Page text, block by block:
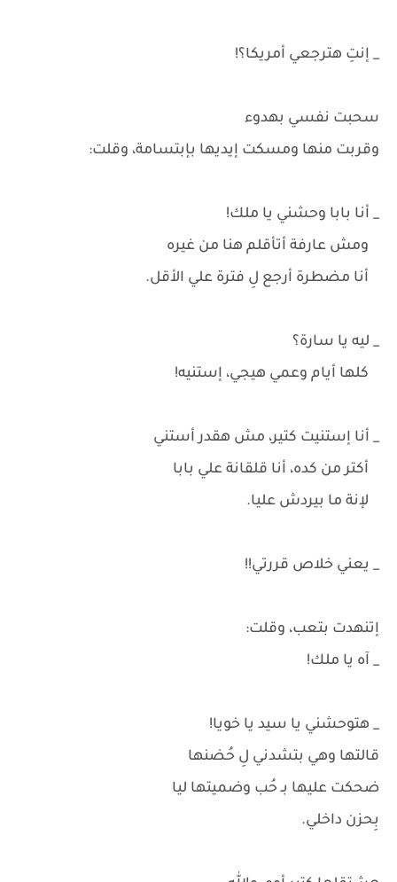
_ إنتِ هترجعي أمريكا؟!
سحبت نفسي بهدوء
وقربت منها ومسكت إيديها بإبتسامة، وقلت:
_ أنا بابا وحشني يا ملك!
ومش عارفة أتأقلم هنا من غيره
أنا مضطرة أرجع لِ فترة علي الأقل.
_ ليه يا سارة؟
كلها أيام وعمي هيجي، إستنيه!
_ أنا إستنيت كتير، مش هقدر أستني
أكتر من كده، أنا قلقانة علي بابا
لإنة ما بيردش عليا.
_ يعني خلاص قررتي!!
إتنهدت بتعب، وقلت:
_ آه يا ملك!
_ هتوحشني يا سيد يا خويا!
قالتها وهي بتشدني لِ حُضنها
ضحكت عليها بـ حُب وضميتها ليا
بِحزن داخلي.